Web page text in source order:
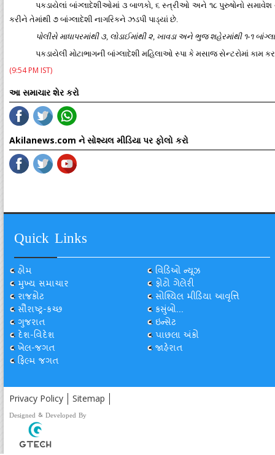
પકડાયેલાં બાંગ્લાદેશીઓમાં ૩ બાળકો, ૬ સ્ત્રીઓ અને ૧૮ પુરુષોનો
કરીને તેમાંથી ૭ બાંગ્લાદેશી નાગરિકને ઝડપી પાડ્યાં છે.
પોલીસે માધાપરમાંથી ૩, લોડાઈમાંથી ૨, ખાવડા અને ભુજ શહેરમાંથી ૧-૧
પકડાયેલી મોટાભાગની બાંગ્લાદેશી મહિલાઓ સ્પા કે મસાજ સેન્ટરોમાં કામ
(9:54 PM IST)
આ સમાચાર શેર કરો
Akilanews.com ને સોશ્યલ મીડિયા પર ફોલો કરો
Quick Links
હોમ
મુખ્ય સમાચાર
રાજકોટ
સૌરાષ્ટ્ર-કચ્છ
ગુજરાત
દેશ-વિદેશ
ખેલ-જગત
ફિલ્મ જગત
વિડિઓ ન્યૂઝ
ફોટો ગેલેરી
સોશ્યિલ મીડિયા આવૃત્તિ
કસુંબો...
ઇન્સેટ
પાછલા અંકો
જાહેરાત
Privacy Policy Sitemap
Designed & Developed By